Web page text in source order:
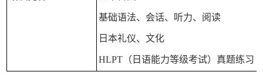
基础语法、会话、听力、阅读
日本礼仪、文化
HLPT（日语能力等级考试）真题练习